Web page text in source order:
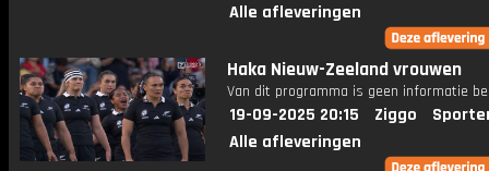
Alle afleveringen
Haka Nieuw-Zeeland vrouwen
Van dit programma is geen informatie
19-09-2025 20:15 Ziggo
Alle afleveringen